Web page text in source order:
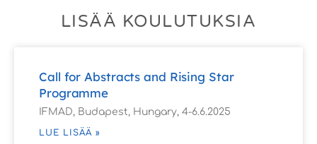
LISÄÄ KOULUTUKSIA
Call for Abstracts and Rising Star
Programme
IFMAD, Budapest, Hungary, 4-6.6.2025
LUE LISÄÄ »